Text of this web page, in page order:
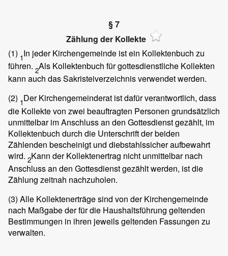
§ 7
Zählung der Kollekte
(1) 1In jeder Kirchengemeinde ist ein Kollektenbuch zu
führen. 2Als Kollektenbuch für gottesdienstliche Kollekten
kann auch das Sakristeiverzeichnis verwendet werden.
(2) 1Der Kirchengemeinderat ist dafür verantwortlich, dass
die Kollekte von zwei beauftragten Personen grundsätzlich
unmittelbar im Anschluss an den Gottesdienst gezählt, im
Kollektenbuch durch die Unterschrift der beiden
Zählenden bescheinigt und diebstahlssicher aufbewahrt
wird. 2Kann der Kollektenertrag nicht unmittelbar nach
Anschluss an den Gottesdienst gezählt werden, ist die
Zählung zeitnah nachzuholen.
(3) Alle Kollektenerträge sind von der Kirchengemeinde
nach Maßgabe der für die Haushaltsführung geltenden
Bestimmungen in ihren jeweils geltenden Fassungen zu
verwalten.